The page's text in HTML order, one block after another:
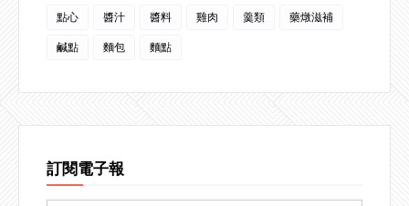
點心
醬汁 醬料 雞肉 羹類
藥燉滋補
鹹點
麵包 麵點
訂閱電子報